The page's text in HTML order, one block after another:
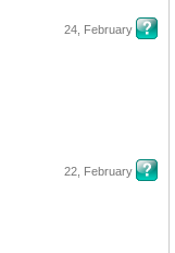
24, February
22, February